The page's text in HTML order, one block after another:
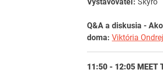
Q&A a diskusia -
doma: Viktória
11:50 - 12:05 MEET